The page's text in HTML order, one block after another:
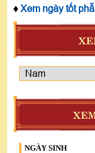
♦Xem ngày tốt
NGÀY SINH